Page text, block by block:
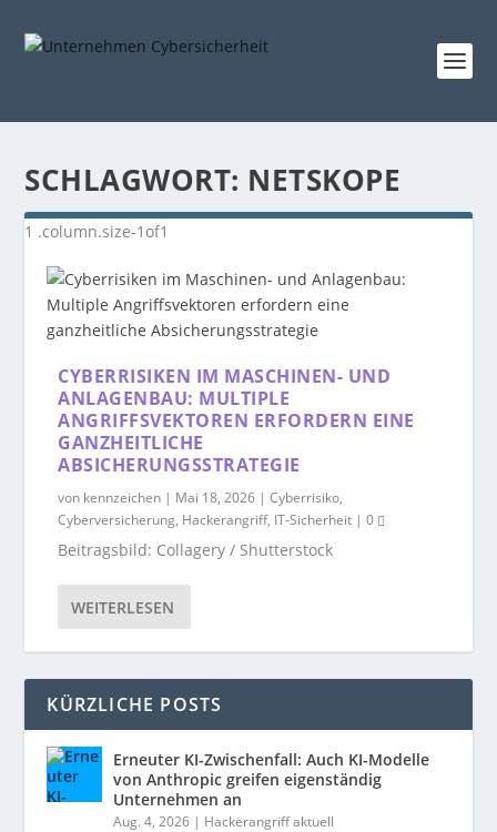
SCHLAGWORT: NETSKOPE
CYBERRISIKEN IM MASCHINEN- UND
ANLAGENBAU: MULTIPLE
ANGRIFFSVEKTOREN ERFORDERN EINE
GANZHEITLICHE
ABSICHERUNGSSTRATEGIE
von kennzeichen | Mai 18, 2026 |Cyberrisiko,
Cyberversicherung, Hackerangriff, IT-Sicherheit |0
Beitragsbild: Collagery / Shutterstock
WEITERLESEN
KÜRZLICHE POSTS
Erneuter KI-Zwischenfall: Auch KI-Modelle
von Anthropic greifen eigenständig
Unternehmen an
Aug. 4, 2026 | Hackerangriff aktuell